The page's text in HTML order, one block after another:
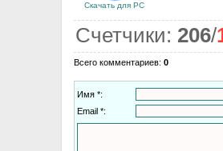
Скачать для PC
Счетчики: 206/
Всего комментариев: 0
Имя *:
Email *: